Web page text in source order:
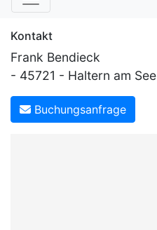
Kontakt
Frank Bendieck
- 45721 - Haltern am See
Buchungsanfrage